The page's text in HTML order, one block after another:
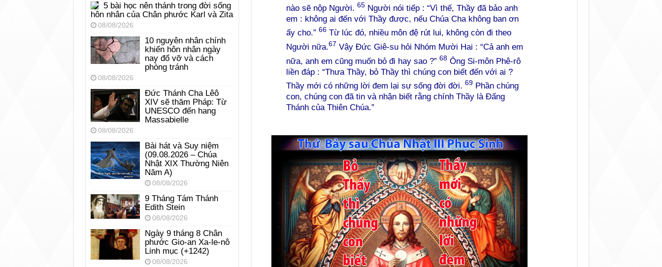
nào sẽ nộp Người. 65Người nói tiếp : “Vì thế, Thầy đã bảo anh
em : không ai đến với Thầy được, nếu Chúa Cha không ban ơn
ấy cho.” 66Từ lúc đó, nhiều môn đệ rút lui, không còn đi theo
Người nữa.67 Vậy Đức Giê-su hỏi Nhóm Mười Hai : “Cả anh em
nữa, anh em cũng muốn bỏ đi hay sao ?” 68Ông Si-môn Phê-rô
liền đáp : “Thưa Thầy, bỏ Thầy thì chúng con biết đến với ai ?
Thầy mới có những lời đem lại sự sống đời đời. 69 Phần chúng
con, chúng con đã tin và nhận biết rằng chính Thầy là Đấng
Thánh của Thiên Chúa.”
5 bài học nên thánh trong đời sống
hôn nhân của Chân phước Karl và Zita
08/08/2026
10 nguyên nhân chính
khiến hôn nhân ngày
nay đổ vỡ và cách
phòng tránh
08/08/2026
Đức Thánh Cha Lêô
XIV sẽ thăm Pháp: Từ
UNESCO đến hang
Massabielle
08/08/2026
Bài hát và Suy niệm
(09.08.2026 – Chúa
Nhật XIX Thường Niên
Năm A)
08/08/2026
9 Tháng Tám Thánh
Edith Stein
08/08/2026
Ngày 9 tháng 8 Chân
phước Gio-an Xa-le-nô
Linh mục (+1242)
08/08/2026